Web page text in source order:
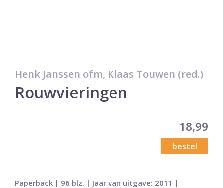
Henk Janssen ofm, Klaas Touwen (red.)
Rouwvieringen
18,99
bestel
Paperback | 96 blz. | Jaar van uitgave: 2011 |